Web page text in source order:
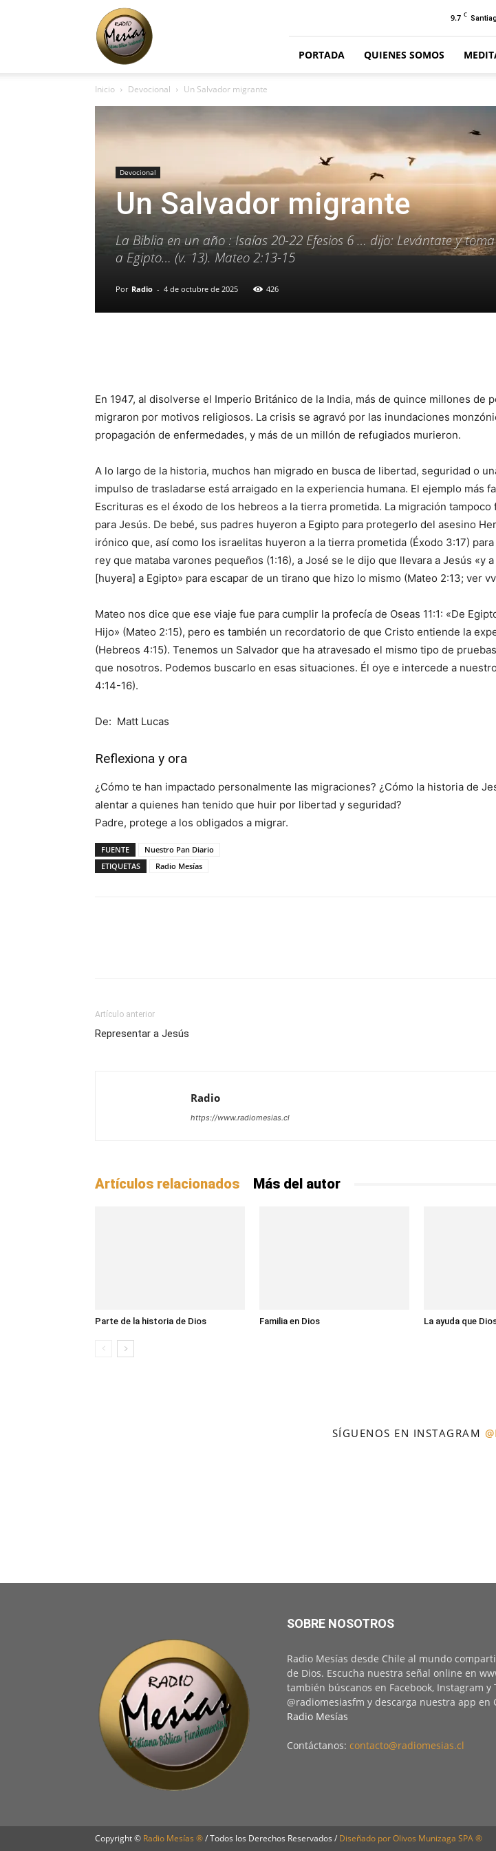
Radio
Mesías
9.7 C
PORTADA QUIENES SOMOS
Inicio Devocional Un Salvador migrante
Devocional
Un Salvador migrante
La Biblia en un año : Isaías 20-22 Efesios 6 … dijo: Levántate y
a Egipto… (v. 13). Mateo 2:13-15
Por Radio - 4 de octubre de 2025 426
En 1947, al disolverse el Imperio Británico de la India, más de quince millones de
migraron por motivos religiosos. La crisis se agravó por las inundaciones
propagación de enfermedades, y más de un millón de refugiados murieron.
A lo largo de la historia, muchos han migrado en busca de libertad, seguridad o
impulso de trasladarse está arraigado en la experiencia humana. El ejemplo más
Escrituras es el éxodo de los hebreos a la tierra prometida. La migración tampoco
para Jesús. De bebé, sus padres huyeron a Egipto para protegerlo del asesino
irónico que, así como los israelitas huyeron a la tierra prometida (Éxodo 3:17)
rey que mataba varones pequeños (1:16), a José se le dijo que llevara a Jesús «y
[huyera] a Egipto» para escapar de un tirano que hizo lo mismo (Mateo 2:13; ver
Mateo nos dice que ese viaje fue para cumplir la profecía de Oseas 11:1: «De
Hijo» (Mateo 2:15), pero es también un recordatorio de que Cristo entiende la
(Hebreos 4:15). Tenemos un Salvador que ha atravesado el mismo tipo de
que nosotros. Podemos buscarlo en esas situaciones. Él oye e intercede a
4:14-16).
De: Matt Lucas
Reflexiona y ora
¿Cómo te han impactado personalmente las migraciones? ¿Cómo la historia de
alentar a quienes han tenido que huir por libertad y seguridad?
Padre, protege a los obligados a migrar.
FUENTE
Nuestro Pan Diario
ETIQUETAS
Radio Mesías
Artículo anterior
Representar a Jesús
Radio
https://www.radiomesias.cl
Artículos relacionados Más del autor
Parte de la historia de Dios Familia en Dios La ayuda que
SÍGUENOS EN INSTAGRAM
SOBRE NOSOTROS
Radio Mesías desde Chile al mundo
de Dios. Escucha nuestra señal online en
también búscanos en Facebook, Instagram y
@radiomesiasfm y descarga nuestra app en
Radio Mesías
Contáctanos: contacto@radiomesias.cl
Copyright © Radio Mesías ®/ Todos los Derechos Reservados / Diseñado por Olivos Munizaga SPA ®